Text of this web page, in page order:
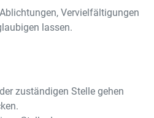
Vervielfältigungen
lassen.
zuständigen Stelle gehen